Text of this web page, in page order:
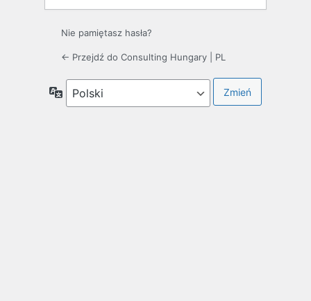
Nie pamiętasz hasła?
← Przejdź do Consulting Hungary | PL
Język